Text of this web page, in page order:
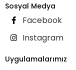
Sosyal Medya
Facebook
Instagram
Uygulamalarımız